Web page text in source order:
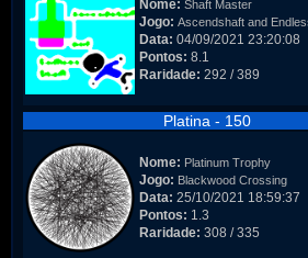
Nome: Shaft Master
Jogo: Ascendshaft and
Data: 04/09/2021 23:20:08
Pontos: 8.1
Raridade: 292 / 389
Platina - 150
Nome: Platinum Trophy
Jogo: Blackwood Crossing
Data: 25/10/2021 18:59:37
Pontos: 1.3
Raridade: 308 / 335